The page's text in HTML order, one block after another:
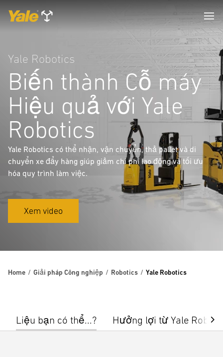
Yale Robotics
Biến thành Cỗ máy
Hiệu quả với Yale
Robotics
Yale Robotics có thể nhận, vận chuyển, thả pallet và di
chuyển xe đẩy hàng giúp giảm chi phí lao động và tối ưu
hóa quy trình làm việc.
Xem video
Home Giải pháp Công nghiệp Robotics Yale Robotics
Liệu bạn có thể...? Hưởng lợi từ Yale